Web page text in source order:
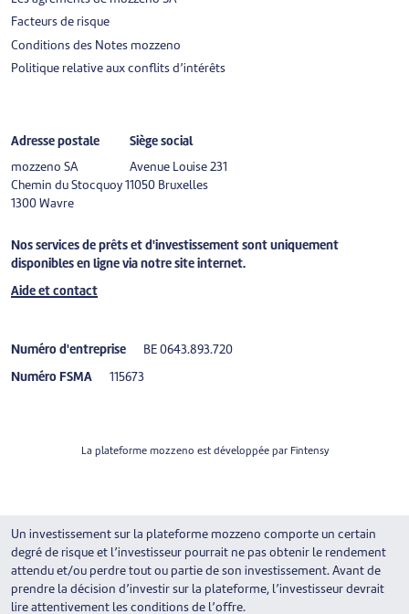
Facteurs de risque
Conditions des Notes mozzeno
Politique relative aux conflits d’intérêts
Adresse postale
mozzeno SA
Chemin du Stocquoy 1
1300 Wavre
Siège social
Avenue Louise 231
1050 Bruxelles
Numéro d'entreprise BE 0643.893.720
Numéro FSMA 115673
Nos services de prêts et d'investissement sont uniquement
disponibles en ligne via notre site internet.
Aide et contact
La plateforme mozzeno est développée par Fintensy
Un investissement sur la plateforme mozzeno comporte un certain
degré de risque et l’investisseur pourrait ne pas obtenir le rendement
attendu et/ou perdre tout ou partie de son investissement. Avant de
prendre la décision d’investir sur la plateforme, l’investisseur devrait
lire attentivement les conditions de l’offre.